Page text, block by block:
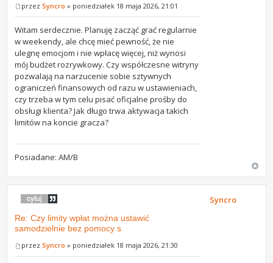
przezSyncro » poniedziałek 18 maja 2026, 21:01
Witam serdecznie. Planuję zacząć grać regularnie
w weekendy, ale chcę mieć pewność, że nie
ulegnę emocjom i nie wpłacę więcej, niż wynosi
mój budżet rozrywkowy. Czy współczesne witryny
pozwalają na narzucenie sobie sztywnych
ograniczeń finansowych od razu w ustawieniach,
czy trzeba w tym celu pisać oficjalne prośby do
obsługi klienta? Jak długo trwa aktywacja takich
limitów na koncie gracza?
Posiadane: AM/B
Re: Czy limity wpłat można ustawić
samodzielnie bez pomocy s
przezSyncro » poniedziałek 18 maja 2026, 21:30
Syncro